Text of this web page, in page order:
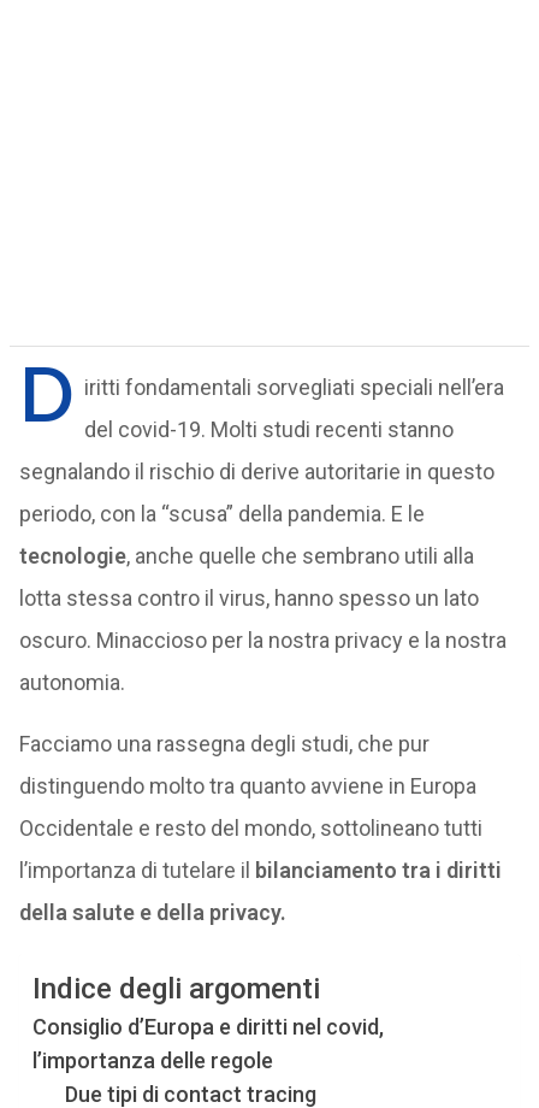
D iritti fondamentali sorvegliati speciali nell’era
del covid-19. Molti studi recenti stanno
segnalando il rischio di derive autoritarie in questo
periodo, con la “scusa” della pandemia. E le
tecnologie, anche quelle che sembrano utili alla
lotta stessa contro il virus, hanno spesso un lato
oscuro. Minaccioso per la nostra privacy e la nostra
autonomia.
Facciamo una rassegna degli studi, che pur
distinguendo molto tra quanto avviene in Europa
Occidentale e resto del mondo, sottolineano tutti
l’importanza di tutelare il bilanciamento tra i diritti
della salute e della privacy.
Indice degli argomenti
Consiglio d’Europa e diritti nel covid,
l’importanza delle regole
Due tipi di contact tracing